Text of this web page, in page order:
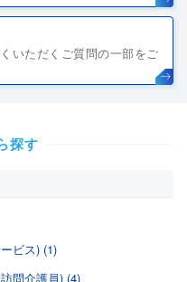
いただくご質問の一部をご
探す
ビス) (1)
問介護員) (4)